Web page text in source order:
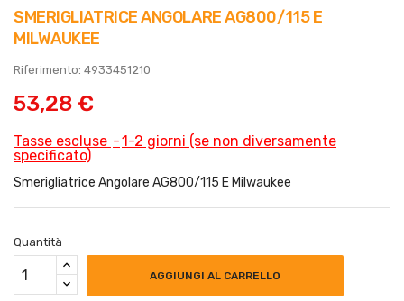
SMERIGLIATRICE ANGOLARE AG800/115 E
MILWAUKEE
Riferimento: 4933451210
53,28 €
Tasse escluse
1-2 giorni (se non diversamente
specificato)
Smerigliatrice Angolare AG800/115 E Milwaukee
Quantità
AGGIUNGI AL CARRELLO